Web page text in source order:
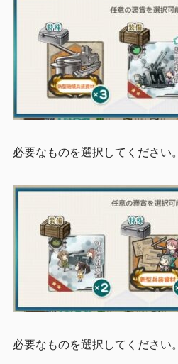
必要なものを選択してください。
必要なものを選択してください。